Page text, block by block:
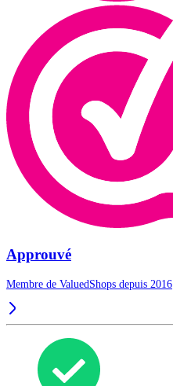
Approuvé
Membre de ValuedShops depuis 2016